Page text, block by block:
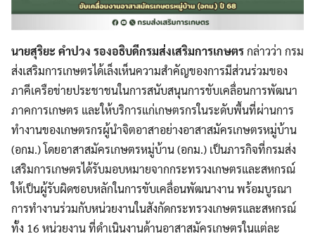
นายสุริยะ คำปวง รองอธิบดีกรมส่งเสริมการเกษตรกล่าวว่า กรม
ส่งเสริมการเกษตรได้เล็งเห็นความสำคัญของการมีส่วนร่วมของ
ภาคีเครือข่ายประชาชนในการสนับสนุนการขับเคลื่อนการพัฒนา
ภาคการเกษตร และให้บริการแก่เกษตรกรในระดับพื้นที่ผ่านการ
ทำงานของเกษตรกรผู้นำจิตอาสาอย่างอาสาสมัครเกษตรหมู่บ้าน
(อกม.) โดยอาสาสมัครเกษตรหมู่บ้าน (อกม.) เป็นภารกิจที่กรมส่ง
เสริมการเกษตรได้รับมอบหมายจากกระทรวงเกษตรและสหกรณ์
ให้เป็นผู้รับผิดชอบหลักในการขับเคลื่อนพัฒนางาน พร้อมบูรณา
การทำงานร่วมกับหน่วยงานในสังกัดกระทรวงเกษตรและสหกรณ์
ทั้ง 16 หน่วยงาน ที่ดำเนินงานด้านอาสาสมัครเกษตรในแต่ละ